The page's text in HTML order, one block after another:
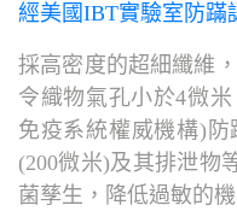
經美國IBT實驗室防蹣
採高密度的超細纖維
令織物氣孔小於4微
免疫系統權威機構)
(200微米)及其排泄物
菌孳生，降低過敏的